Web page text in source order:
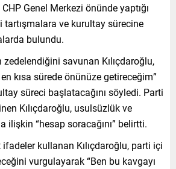
CHP Genel Merkezi önünde yaptığı
ve kurultay sürecine
bulundu.
savunan Kılıçdaroğlu,
en kısa sürede önünüze getireceğim”
süreci başlatacağını söyledi. Parti
Kılıçdaroğlu, usulsüzlük ve
ilişkin “hesap soracağını” belirtti.
kullanan Kılıçdaroğlu, parti içi
vurgulayarak “Ben bu kavgayı